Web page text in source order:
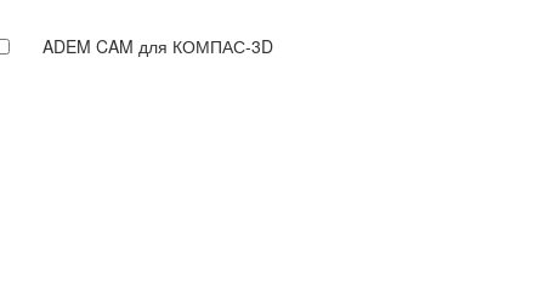
ADEM CAM для КОМПАС-3D